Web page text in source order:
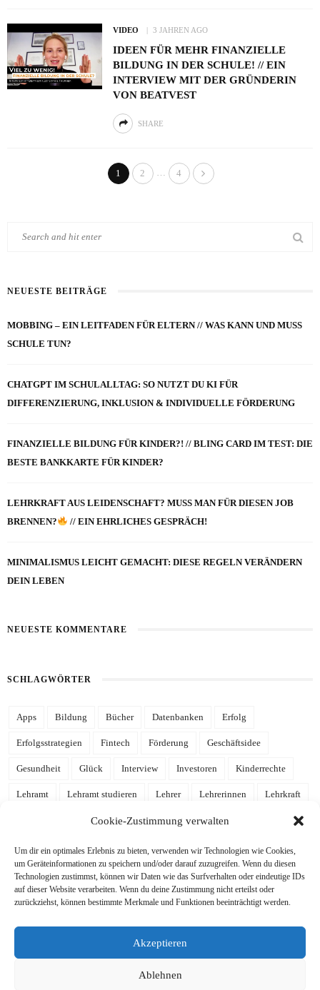
Cookie-Zustimmung verwalten
Um dir ein optimales Erlebnis zu bieten, verwenden wir Technologien wie Cookies,
um Geräteinformationen zu speichern und/oder darauf zuzugreifen. Wenn du diesen
Technologien zustimmst, können wir Daten wie das Surfverhalten oder eindeutige IDs
auf dieser Website verarbeiten. Wenn du deine Zustimmung nicht erteilst oder
zurückziehst, können bestimmte Merkmale und Funktionen beeinträchtigt werden.
Akzeptieren
Ablehnen
VIDEO 3 JAHREN AGO
IDEEN FÜR MEHR FINANZIELLE
BILDUNG IN DER SCHULE! // EIN
INTERVIEW MIT DER GRÜNDERIN
VON BEATVEST
SHARE
1 2 … 4
NEUESTE BEITRÄGE
MOBBING – EIN LEITFADEN FÜR ELTERN // WAS KANN UND MUSS
SCHULE TUN?
CHATGPT IM SCHULALLTAG: SO NUTZT DU KI FÜR
DIFFERENZIERUNG, INKLUSION & INDIVIDUELLE FÖRDERUNG
FINANZIELLE BILDUNG FÜR KINDER?! // BLING CARD IM TEST: DIE
BESTE BANKKARTE FÜR KINDER?
LEHRKRAFT AUS LEIDENSCHAFT? MUSS MAN FÜR DIESEN JOB
BRENNEN?
// EIN EHRLICHES GESPRÄCH!
MINIMALISMUS LEICHT GEMACHT: DIESE REGELN VERÄNDERN
DEIN LEBEN
NEUESTE KOMMENTARE
SCHLAGWÖRTER
Apps Bildung Bücher Datenbanken Erfolg
Erfolgsstrategien Fintech Förderung Geschäftsidee
Gesundheit Glück Interview Investoren Kinderrechte
Lehramt Lehramt studieren Lehrer Lehrerinnen Lehrkraft
Mathe Mathematik mehr Zeit
Notion Template Produktivität Referendariat Schulalltag
Schule Schulgelaber Schulleben Schulleitung Schüler
Schülerinnen Stressabbau Studieren Studium Tools